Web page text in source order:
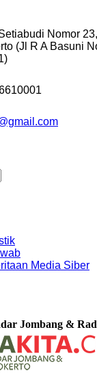
Nomor
(Jl R A Basuni
Media Siber
Jombang &